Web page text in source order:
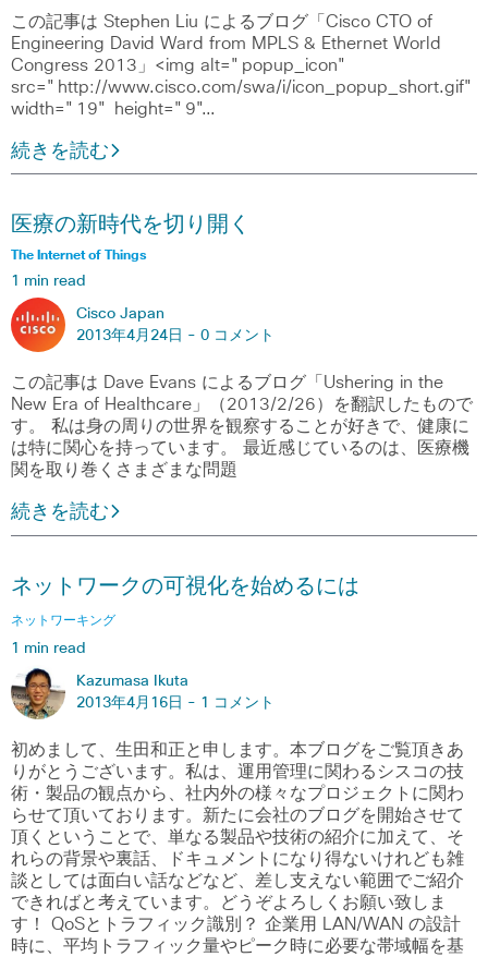
この記事は Stephen Liu によるブログ「Cisco CTO of
Engineering David Ward from MPLS & Ethernet World
Congress 2013」<img alt="popup_icon"
src="http://www.cisco.com/swa/i/icon_popup_short.gif"
width="19" height="9"…
続きを読む
医療の新時代を切り開く
The Internet of Things
1 min read
Cisco Japan
2013年4月24日 - 0 コメント
この記事は Dave Evans によるブログ「Ushering in the
New Era of Healthcare」（2013/2/26）を翻訳したもので
す。 私は身の周りの世界を観察することが好きで、健康に
は特に関心を持っています。 最近感じているのは、医療機
関を取り巻くさまざまな問題
続きを読む
ネットワークの可視化を始めるには
ネットワーキング
1 min read
Kazumasa Ikuta
2013年4月16日 - 1 コメント
初めまして、生田和正と申します。本ブログをご覧頂きあ
りがとうございます。私は、運用管理に関わるシスコの技
術・製品の観点から、社内外の様々なプロジェクトに関わ
らせて頂いております。新たに会社のブログを開始させて
頂くということで、単なる製品や技術の紹介に加えて、そ
れらの背景や裏話、ドキュメントになり得ないけれども雑
談としては面白い話などなど、差し支えない範囲でご紹介
できればと考えています。どうぞよろしくお願い致しま
す！ QoSとトラフィック識別？ 企業用 LAN/WAN の設計
時に、平均トラフィック量やピーク時に必要な帯域幅を基